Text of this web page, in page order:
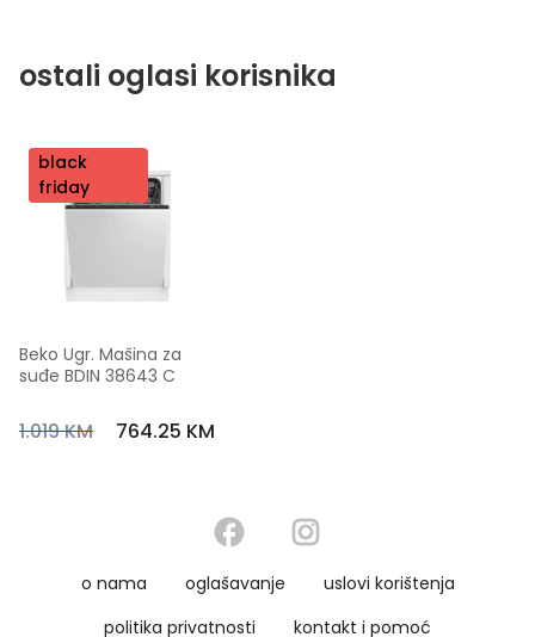
ostali oglasi korisnika
nov
o
black
friday
Beko Ugr. Mašina za
suđe BDIN 38643 C
1.019 KM 764.25 KM
o nama oglašavanje
uslovi korištenja
politika privatnosti
kontakt i pomoć